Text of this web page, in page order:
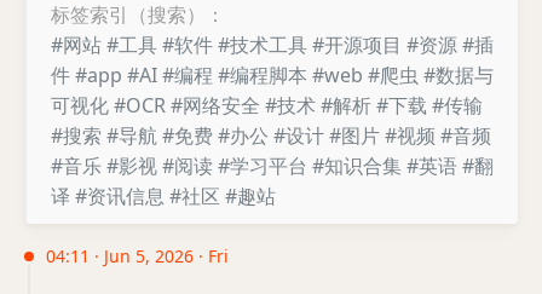
标签索引（搜索）：
#网站#工具#软件#技术工具#开源项目 #资源#插
件#app #AI#编程 #编程脚本 #web #爬虫 #数据与
可视化#OCR#网络安全 #技术#解析#下载 #传输
#搜索 #导航#免费#办公 #设计#图片#视频 #音频
#音乐#影视#阅读 #学习平台 #知识合集#英语#翻
译 #资讯信息 #社区 #趣站
04:11 · Jun 5, 2026 · Fri